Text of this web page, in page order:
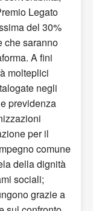
Legato
del 30%
che saranno
A fini
molteplici
negli
previdenza
per il
comune
della dignità
sociali;
grazie a